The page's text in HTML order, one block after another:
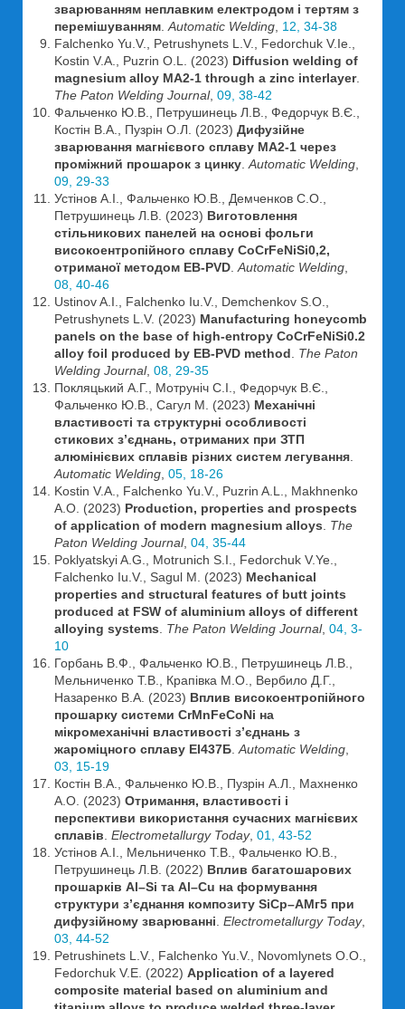
зварюванням неплавким електродом і тертям з
перемішуванням Automatic Welding 12, 34-38
Falchenko Yu.V., Petrushynets L.V., Fedorchuk V.Ie.,
Kostin V.A., Puzrin O.L. (2023) Diffusion welding of
magnesium alloy MA2-1 through a zinc interlayer.
The Paton Welding Journal, 09, 38-42
Фальченко Ю.В., Петрушинець Л.В., Федорчук В.Є.,
Костін В.А., Пузрін О.Л. (2023) Дифузійне
зварювання магнієвого сплаву МА2-1 через
проміжний прошарок з цинку Automatic Welding
09, 29-33
Устінов А.І., Фальченко Ю.В., Демченков С.О.,
Петрушинець Л.В. (2023) Виготовлення
стільникових панелей на основі фольги
високоентропійного сплаву CoCrFeNiSi0,2,
отриманої методом EB-PVD Automatic Welding
08, 40-46
Ustinov A.I., Falchenko Iu.V., Demchenkov S.O.,
Petrushynets L.V. (2023) Manufacturing honeycomb
panels on the base of high-entropy CoCrFeNiSi0.2
alloy foil produced by EB-PVD method
The Paton
Welding Journal, 08, 29-35
Покляцький А.Г., Мотруніч С.І., Федорчук В.Є.,
Фальченко Ю.В., Сагул М. (2023) Механічні
властивості та структурні особливості
стикових з’єднань, отриманих при ЗТП
алюмінієвих сплавів різних систем легування
Automatic Welding 05, 18-26
Kostin V.A., Falchenko Yu.V., Puzrin A.L., Makhnenko
A.O. (2023) Production, properties and prospects
of application of modern magnesium alloys
The
Paton Welding Journal, 04, 35-44
Poklyatskyi A.G., Motrunich S.I., Fedorchuk V.Ye.,
Falchenko Iu.V., Sagul M. (2023) Mechanical
properties and structural features of butt joints
produced at FSW of aluminium alloys of different
alloying systems
The Paton Welding Journal, 04, 3-
10
Горбань В.Ф., Фальченко Ю.В., Петрушинець Л.В.,
Мельниченко Т.В., Крапівка М.О., Вербило Д.Г.,
Назаренко В.А. (2023) Вплив високоентропійного
прошарку системи CrMnFeCoNi на
мікромеханічні властивості з’єднань з
жароміцного сплаву ЕІ437Б Automatic Welding
03, 15-19
Костін В.А., Фальченко Ю.В., Пузрін А.Л., Махненко
А.О. (2023) Отримання, властивості і
перспективи використання сучасних магнієвих
сплавів Electrometallurgy Today, 01, 43-52
Устінов А.І., Мельниченко Т.В., Фальченко Ю.В.,
Петрушинець Л.В. (2022) Вплив багатошарових
прошарків Al–Si та Al–Cu на формування
структури зʼєднання композиту SiCр–АМг5 при
дифузійному зварюванні Electrometallurgy Today,
03, 44-52
Petrushinets L.V., Falchenko Yu.V., Novomlynets O.O.,
Fedorchuk V.E. (2022) Application of a layered
composite material based on aluminium and